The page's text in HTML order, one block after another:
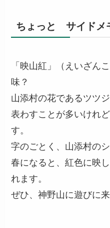
ちょっと サイドメ
「映山紅」（えいざん
味？
山添村の花であるツツ
表わすことが多いけれ
す。
字のごとく、山添村の
春になると、紅色に映
れます。
ぜひ、神野山に遊びに来